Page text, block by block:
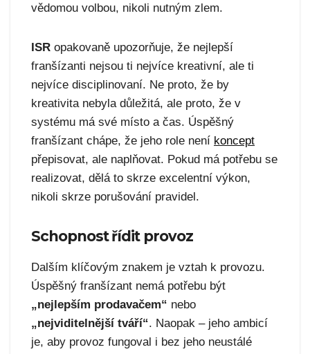
vědomou volbou, nikoli nutným zlem.
ISR opakovaně upozorňuje, že nejlepší
franšízanti nejsou ti nejvíce kreativní, ale ti
nejvíce disciplinovaní. Ne proto, že by
kreativita nebyla důležitá, ale proto, že v
systému má své místo a čas. Úspěšný
franšízant chápe, že jeho role není koncept
přepisovat, ale naplňovat. Pokud má potřebu se
realizovat, dělá to skrze excelentní výkon,
nikoli skrze porušování pravidel.
Schopnost řídit provoz
Dalším klíčovým znakem je vztah k provozu.
Úspěšný franšízant nemá potřebu být
„nejlepším prodavačem“ nebo
„nejviditelnější tváří“. Naopak – jeho ambicí
je, aby provoz fungoval i bez jeho neustálé